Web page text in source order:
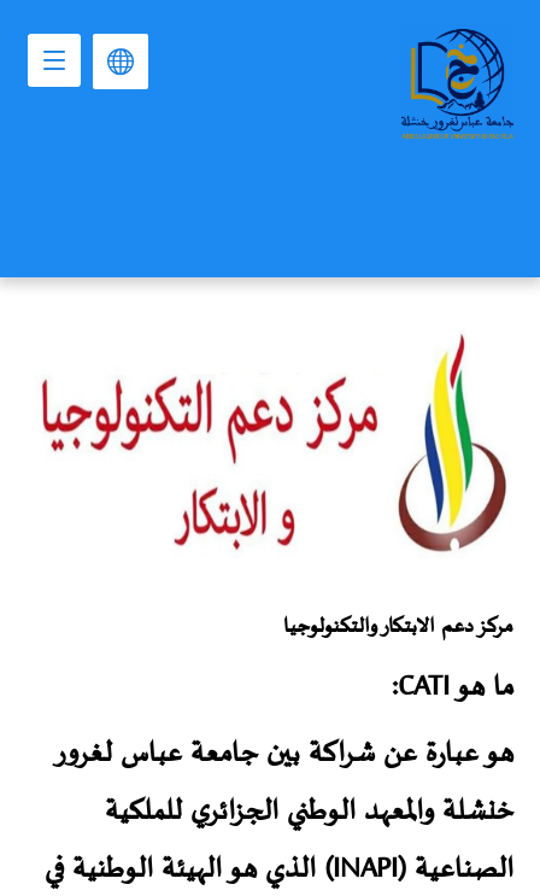
مركز دعم الابتكار والتكنولوجيا
ما هو CATI:
هو عبارة عن شراكة بين جامعة عباس لغرور
خنشلة والمعهد الوطني الجزائري للملكية
الصناعية (INAPI) الذي هو الهيئة الوطنية في